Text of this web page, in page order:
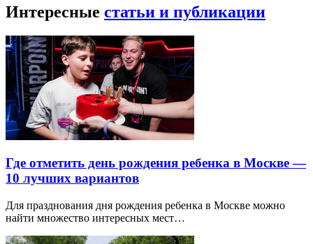
Интересные статьи и публикации
Где отметить день рождения ребенка в Москве —
10 лучших вариантов
Для празднования дня рождения ребенка в Москве можно
найти множество интересных мест…